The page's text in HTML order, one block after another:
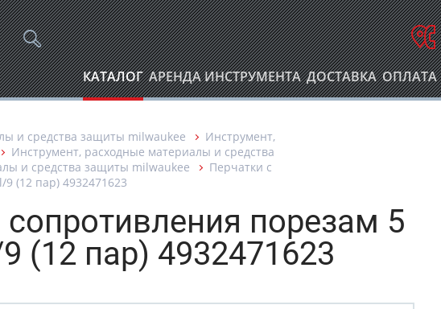
КАТАЛОГ АРЕНДА ИНСТРУМЕНТА ДОСТАВКА ОПЛАТА
и средства защиты milwaukee
Инструмент,
Инструмент, расходные материалы и средства
и средства защиты milwaukee
Перчатки с
(12 пар) 4932471623
порезам 5
(12 пар) 4932471623